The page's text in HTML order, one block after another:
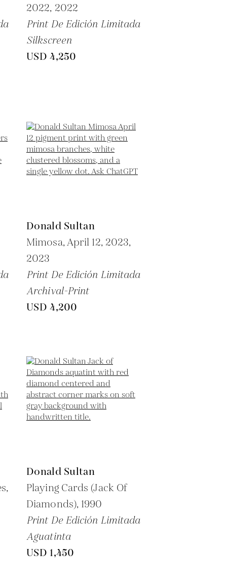
2022, 2022
Print De Edición Limitada
Silkscreen
USD 4,250
Donald Sultan
Mimosa, April 12, 2023,
2023
Print De Edición Limitada
Archival-Print
USD 4,200
Donald Sultan
Playing Cards (Jack Of
Diamonds), 1990
Print De Edición Limitada
Aguatinta
USD 1,450